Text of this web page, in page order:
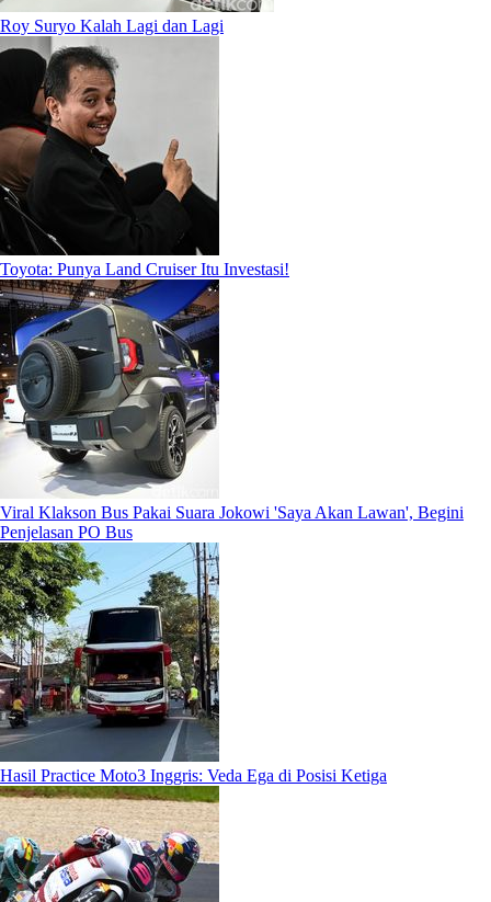
Roy Suryo Kalah Lagi dan Lagi
Toyota: Punya Land Cruiser Itu Investasi!
Viral Klakson Bus Pakai Suara Jokowi 'Saya Akan Lawan', Begini
Penjelasan PO Bus
Hasil Practice Moto3 Inggris: Veda Ega di Posisi Ketiga